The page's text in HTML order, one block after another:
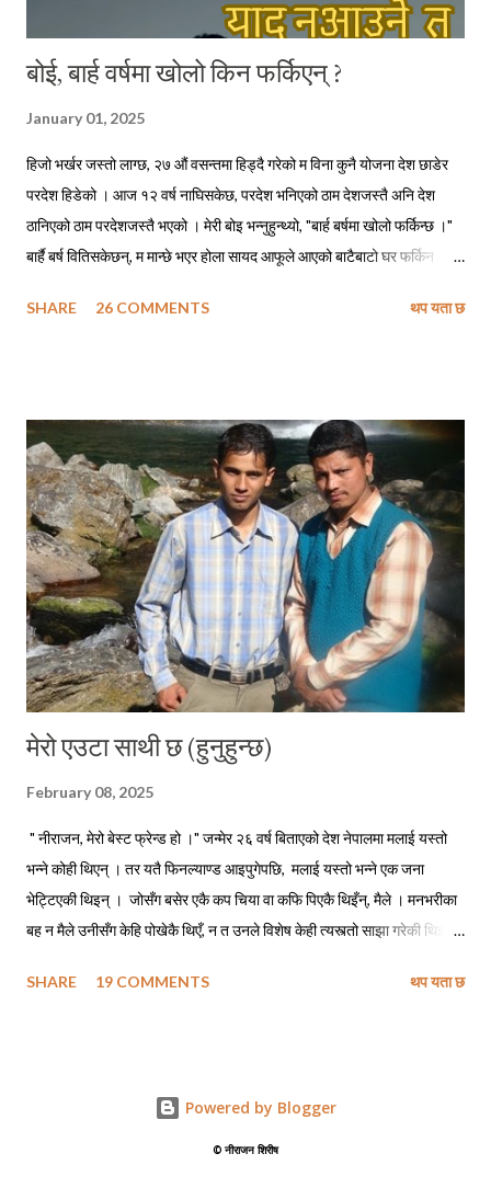
बोई, बार्ह वर्षमा खोलो किन फर्किएन् ?
January 01, 2025
हिजो भर्खर जस्तो लाग्छ, २७ औं वसन्तमा हिड्दै गरेको म विना कुनै योजना देश छाडेर
परदेश हिडेको । आज १२ वर्ष नाघिसकेछ, परदेश भनिएको ठाम देशजस्तै अनि देश
ठानिएको ठाम परदेशजस्तै भएको । मेरी बोइ भन्नुहुन्थ्यो, "बार्ह बर्षमा खोलो फर्किन्छ ।"
बार्है बर्ष वितिसकेछन्, म मान्छे भएर होला सायद आफूले आएको बाटैबाटो घर फर्किन
फोन गरेर म सोध्दो हुँ, - बोइ बार्ह वर्षमा खोलो कसरी फर्किन्छ ? सिकाइमाग्दो हुँ फर्किने
पक्की घरको दैलोभित्र । दिनहरू यस्ता पनि थिए, जहिले म कविताहरू लेख्ने गर्थेँ
। मेरा कविताहरूमा देश छाड्नेहरूलाई स्वदेशमैं बस्नु भनेर आव्हान हुने गर्थे । अहिले म
तीनै कविताहरूका पात्र बनेर आफैले बाँच्नु परेको परिस्थितीलाई पचाउने प्रयत्न गर्दै...
SHARE 26 COMMENTS थप यता छ
मेरो एउटा साथी छ (हुनुहुन्छ)
February 08, 2025
" नीराजन, मेरो बेस्ट फ्रेन्ड हो ।" जन्मेर २६ वर्ष बिताएको देश नेपालमा मलाई यस्तो
भन्ने कोही थिएन् । तर यतै फिनल्याण्ड आइपुगेपछि, मलाई यस्तो भन्ने एक जना
भेट्टिएकी थिइन् । जोसँग बसेर एकै कप चिया वा कफि पिएकै थिइँन्, मैले । मनभरीका
बह न मैले उनीसँग केहि पोखेकै थिएँ, न त उनले विशेष केही त्यस्त्तो साझा गरेकी थिइन्
रहिन्छिन् कि निराजन उनको बेस्ट फ्रेन्ड हो । यो पढ्दै गर्दा यहाँलाई लाग्ला, कि
थिइन्, मेरो कुनै त्यस्तो विशेष मित्र । बस्, हाम्रो सामान्य चिनजान मात्र थियो । केहि
मानिसहरू हुँदारहेछन्, जो सामान्य चिनजानलाई मित्रताको नाम दिदाँरहिछन्, उनले
SHARE 19 COMMENTS थप यता छ
Powered by Blogger
©️ नीराजन शिरीष